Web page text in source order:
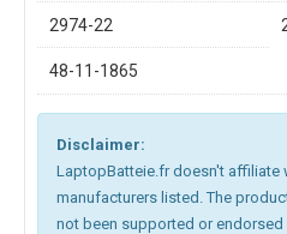
2974-22
48-11-1865
Disclaimer:
LaptopBatteie.fr doesn't affiliate
manufacturers listed. The
not been supported or endorsed